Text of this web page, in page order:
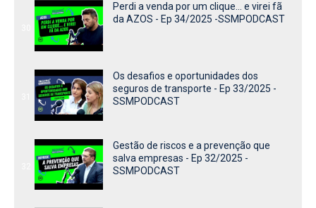
Perdi a venda por um clique… e virei fã
da AZOS - Ep 34/2025 -SSMPODCAST
Os desafios e oportunidades dos
seguros de transporte - Ep 33/2025 -
SSMPODCAST
Gestão de riscos e a prevenção que
salva empresas - Ep 32/2025 -
SSMPODCAST